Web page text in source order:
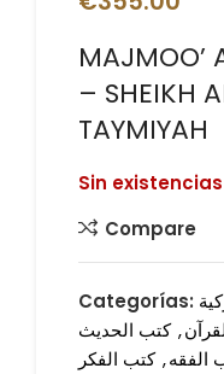
MAJMOO’
– SHEIKH
TAYMIYAH
Sin existencias
Compare
Categorías:
, كتب الحديث
الفقه, كتب الفكر